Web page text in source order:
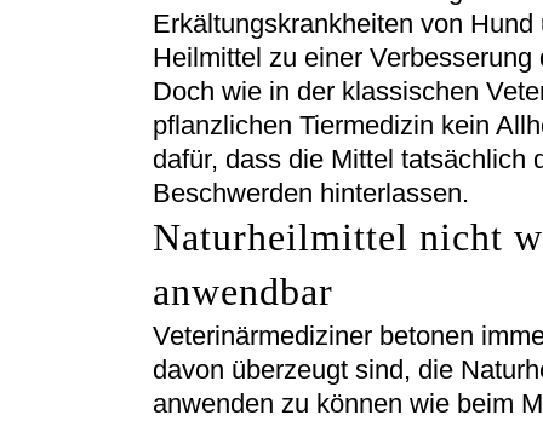
Erkältungskrankheiten von
Heilmittel zu einer
Doch wie in der klassischen
pflanzlichen Tiermedizin kein
dafür, dass die Mittel tatsächlich
Beschwerden hinterlassen.
Naturheilmittel nicht
anwendbar
Veterinärmediziner betonen
davon überzeugt sind, die
anwenden zu können wie beim